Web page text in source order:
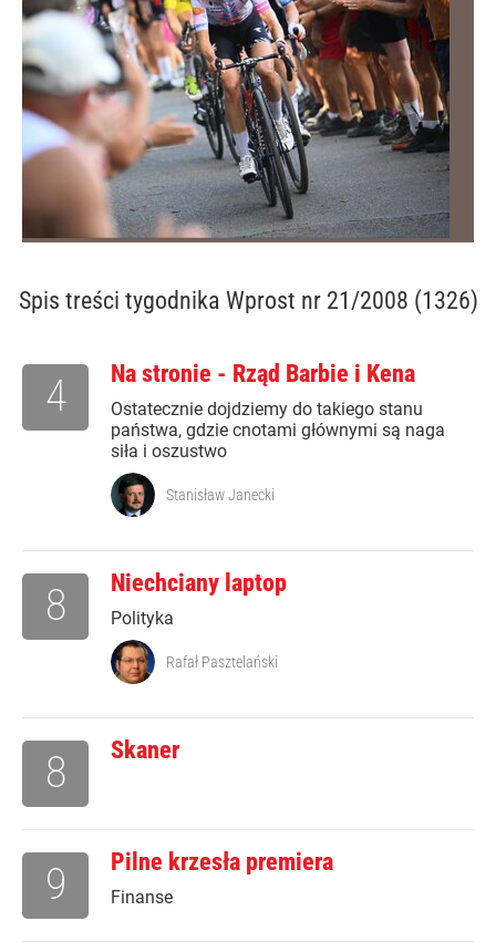
Spis treści tygodnika Wprost nr 21/2008 (1326)
Na stronie - Rząd Barbie i Kena
Ostatecznie dojdziemy do takiego stanu
państwa, gdzie cnotami głównymi są naga
siła i oszustwo
4
Stanisław Janecki
Niechciany laptop
Polityka
8
Rafał Pasztelański
Skaner
8
Pilne krzesła premiera
Finanse
9